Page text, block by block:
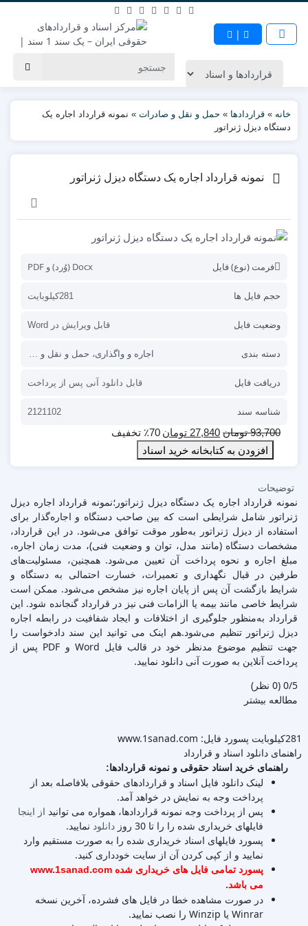
|
خانه » قراردادها » حمل و نقل و صادرات » نمونه قرارداد اجاره یک
دستگاه دیزل ژنراتور
نمونه قرارداد اجاره یک دستگاه دیزل ژنراتور
فرمت (نوع) فایل Docx (وُرد) و PDF
حجم فایل ها 281کیلوبایت
وضعیت فایل قابل ویرایش در Word
دسته بندی اجاره و واگذاری، حمل و نقل و صادرات
دریافت فایل قابل دانلود آنی پس از پرداخت
شناسه سند 2121102
93,700 تومان 27,840 تومان ٪70 تخفیف
افزودن به کتابخانه خرید اسناد
توضیحات
نمونه قرارداد اجاره یک دستگاه دیزل ژنراتور؛نمونه قرارداد اجاره دیزل
ژنراتور شامل شرایطی است که بین صاحب دستگاه و اجاره‌گذار برای
استفاده از دیزل ژنراتور به‌طور موقت توافق می‌شود. در این قرارداد،
مشخصات دستگاه (مانند مدل، توان و وضعیت فنی)، مدت زمان اجاره،
مبلغ اجاره و نحوه پرداخت آن تعیین می‌شود. همچنین، مسئولیت‌های
طرفین در قبال نگهداری و تعمیرات، خسارت احتمالی به دستگاه و
شرایط بازگشت آن پس از پایان اجاره نیز مشخص می‌شود. ممکن است
شرایط خاصی مانند بیمه یا الزامات فنی نیز در قرارداد گنجانده شود. این
قرارداد به‌منظور جلوگیری از اختلافات و ایجاد شفافیت در رابطه اجاره
دیزل ژنراتور تنظیم می‌شود.هم اینک می توانید این سند دادخواست را
جهت تنظیم موضوع مدنظر خود در قالب فایل Word و PDF پس از
پرداخت آنلاین به صورت آنی دانلود نمایید.
‫0/5 ‫(0 نظر)
مطالعه بیشتر
281کیلوبایت
پسورد فایل: www.1sanad.com
راهنمای دانلود اسناد و قرارداد
راهنمای خرید اسناد حقوقی و نمونه قراردادها:
لینک دانلود فایل اسناد و قراردادهای حقوقی بلافاصله بعد از
پرداخت وجه به نمایش در خواهد آمد.
پس از پرداخت وجه نمونه قراردادها، همواره می توانید از اینجا
فایلهای خریداری شده را را تا 30 روز
دانلود نمایید.
پسورد فایلهای اسناد خریداری شده را به صورت مستقیم وارد
نمایید و از کپی کردن آن از سایت خودداری کنید.
پسورد تمامی فایل های خریداری شده www.1sanad.com
می باشد.
در صورت مشاهده خطا در فایل های فشرده، آخرین نسخه
Winrar یا Winzip را نصب نمایید.